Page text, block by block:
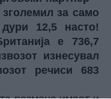
за само
12,5 насто!
е 736,7
изнесувал
речиси 683